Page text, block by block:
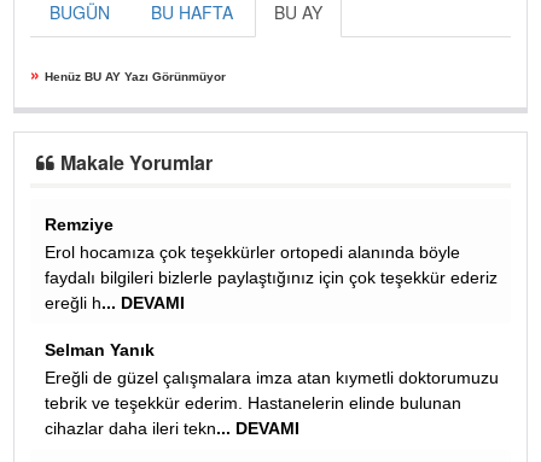
BUGÜN BU HAFTA BU AY
» Henüz BU AY Yazı Görünmüyor
Makale Yorumlar
böyle
ederiz
doktorumuzu
bulunan
Almanyada senede bir kac sefer kelle,paca,iskembe
vereyim diye israr eden afgan bakkala her sefer
gibi onlari yapan anneler coktan öldü ,yen
azmi alışkın
sevgili hüseyin: torpil meselesinde ak parti ve
çeşitli uygulamalarla torpil yapmayı bırakmadığı
yapılan her kural eksikli